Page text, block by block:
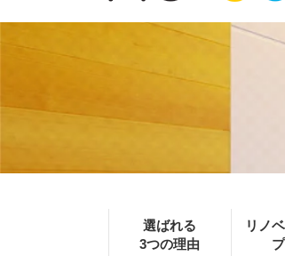
選ばれる
3つの理由
リノ